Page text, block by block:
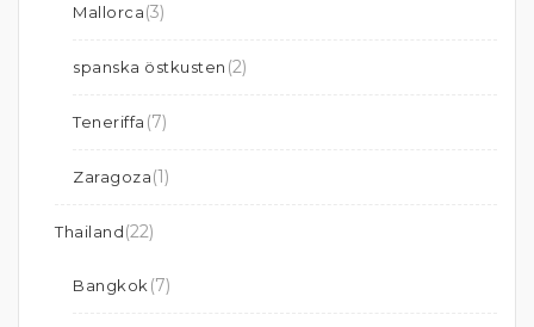
Mallorca(3)
spanska östkusten (2)
Teneriffa (7)
Zaragoza(1)
Thailand(22)
Bangkok (7)